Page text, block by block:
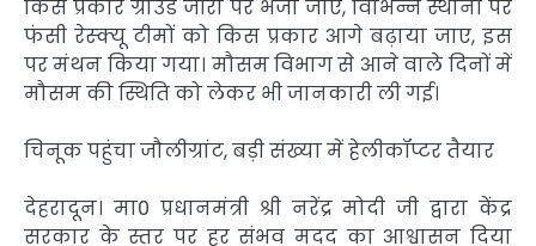
किस प्रकार ग्राउंड जीरो पर भेजा जाए, विभिन्न स्थानों पर
फंसी रेस्क्यू टीमों को किस प्रकार आगे बढ़ाया जाए, इस
पर मंथन किया गया। मौसम विभाग से आने वाले दिनों में
मौसम की स्थिति को लेकर भी जानकारी ली गई।
चिनूक पहुंचा जौलीग्रांट, बड़ी संख्या में हेलीकॉप्टर तैयार
देहरादून। मा0 प्रधानमंत्री श्री नरेंद्र मोदी जी द्वारा केंद्र
सरकार के स्तर पर हर संभव मदद का आश्वासन दिया